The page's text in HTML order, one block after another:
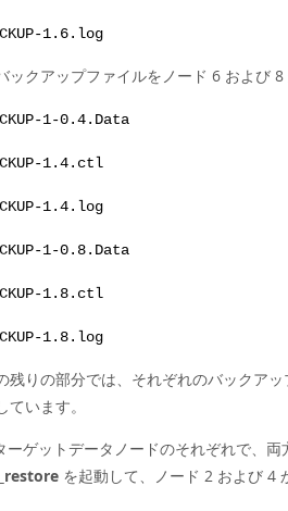
1.6.log
ックアップファイルをノード 6 および
1-0.4.Data
1.4.ctl
1.4.log
1-0.8.Data
1.8.ctl
1.8.log
残りの部分では、それぞれのバックア
ています。
ーゲットデータノードのそれぞれで、
を起動して、ノード 2 および 4